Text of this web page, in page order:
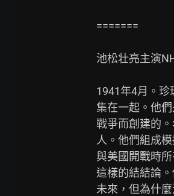
=======
池松壮亮主演
1941年4月。珍
集在一起。他
戰爭而創建的
人。他們組成
與美國開戰時
這樣的結結論
未來，但為什